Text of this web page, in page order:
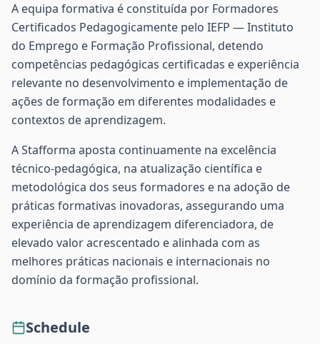
A equipa formativa é constituída por Formadores
Certificados Pedagogicamente pelo IEFP — Instituto
do Emprego e Formação Profissional, detendo
competências pedagógicas certificadas e experiência
relevante no desenvolvimento e implementação de
ações de formação em diferentes modalidades e
contextos de aprendizagem.
A Stafforma aposta continuamente na excelência
técnico-pedagógica, na atualização científica e
metodológica dos seus formadores e na adoção de
práticas formativas inovadoras, assegurando uma
experiência de aprendizagem diferenciadora, de
elevado valor acrescentado e alinhada com as
melhores práticas nacionais e internacionais no
domínio da formação profissional.
Schedule